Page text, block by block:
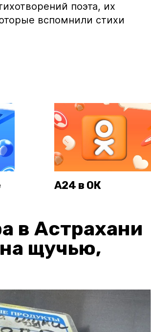
поэта, их
вспомнили стихи
А24 в ОК
в Астрахани
щучью,